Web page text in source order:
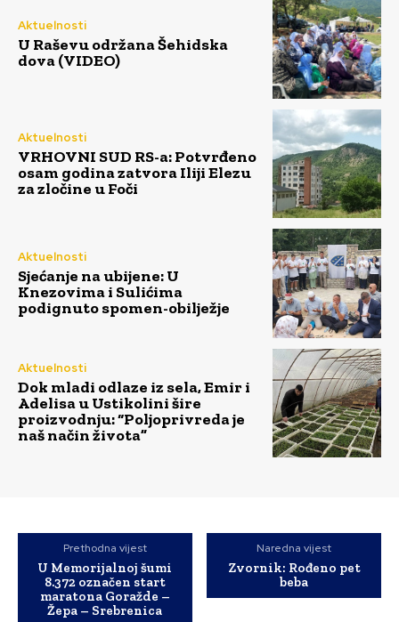
Aktuelnosti
U Raševu održana Šehidska
dova (VIDEO)
Aktuelnosti
VRHOVNI SUD RS-a: Potvrđeno
osam godina zatvora Iliji Elezu
za zločine u Foči
Aktuelnosti
Sjećanje na ubijene: U
Knezovima i Sulićima
podignuto spomen-obilježje
Aktuelnosti
Dok mladi odlaze iz sela, Emir i
Adelisa u Ustikolini šire
proizvodnju: “Poljoprivreda je
naš način života”
Prethodna vijest
U Memorijalnoj šumi
8.372 označen start
maratona Goražde –
Žepa – Srebrenica
Naredna vijest
Zvornik: Rođeno pet
beba